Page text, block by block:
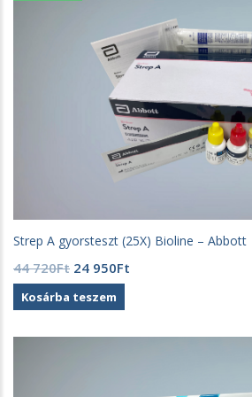
Strep A gyorsteszt (25X) Bioline – Abbott
44 720Ft Original
price
was:
720Ft.
24 950Ft
950Ft.
Kosárba teszem